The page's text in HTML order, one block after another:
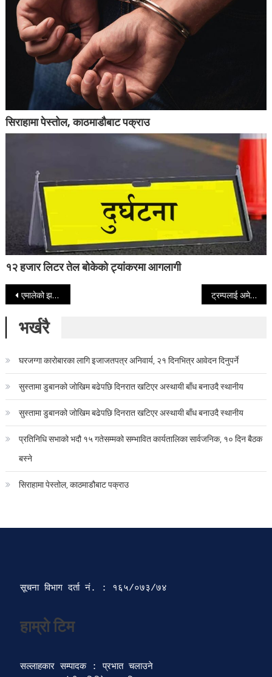
सिराहामा पेस्तोल, काठमाडौबाट पक्राउ
१२ हजार लिटर तेल बोकेको ट्यांकरमा आगलागी
Post navigation
एमालेको झण्डा जलाएको आरोपमा एक जना पक्राउ ट्रम्पलाई अमेरिकी सर्वोच्च अदालतको झट्का, ट्यारिफ नीति खारेज
भर्खरै
घरजग्गा कारोबारका लागि इजाजतपत्र अनिवार्य, २१ दिनभित्र आवेदन दिनुपर्ने
सुस्तामा डुबानको जोखिम बढेपछि दिनरात खटिएर अस्थायी बाँध बनाउदै स्थानीय
सुस्तामा डुबानको जोखिम बढेपछि दिनरात खटिएर अस्थायी बाँध बनाउदै स्थानीय
प्रतिनिधि सभाको भदौ १५ गतेसम्मको सम्भावित कार्यतालिका सार्वजनिक, १० दिन बैठक
बस्ने
सिराहामा पेस्तोल, काठमाडौबाट पक्राउ
सूचना विभाग दर्ता‍ नं. : १६५/०७३/७४
हाम्रो टिम
सल्लाहकार सम्पादक : प्रभात चलाउने